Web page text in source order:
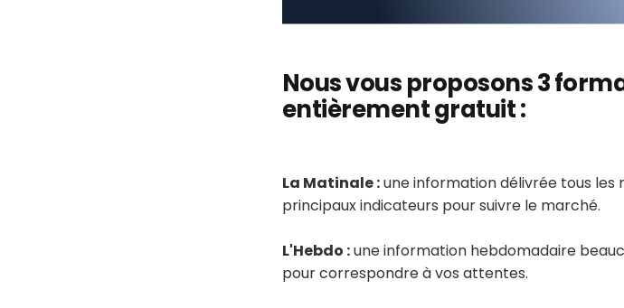
Nous vous proposons 3
entièrement gratuit:
La Matinale :une information délivrée tous les
principaux indicateurs pour suivre le marché.
L'Hebdo :une information hebdomadaire
pour correspondre à vos attentes.